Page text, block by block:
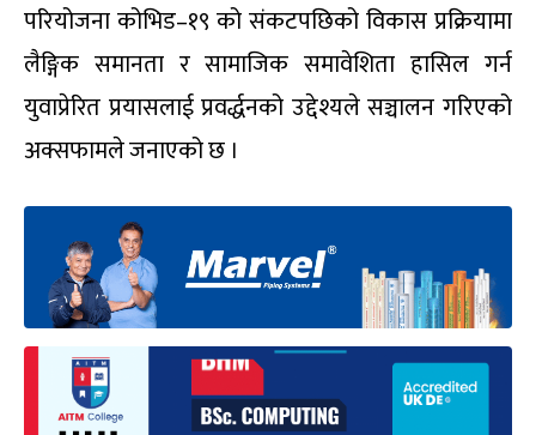
परियोजना कोभिड–१९ को संकटपछिको विकास प्रक्रियामा
लैङ्गिक समानता र सामाजिक समावेशिता हासिल गर्न
युवाप्रेरित प्रयासलाई प्रवर्द्धनको उद्देश्यले सञ्चालन गरिएको
अक्सफामले जनाएको छ ।